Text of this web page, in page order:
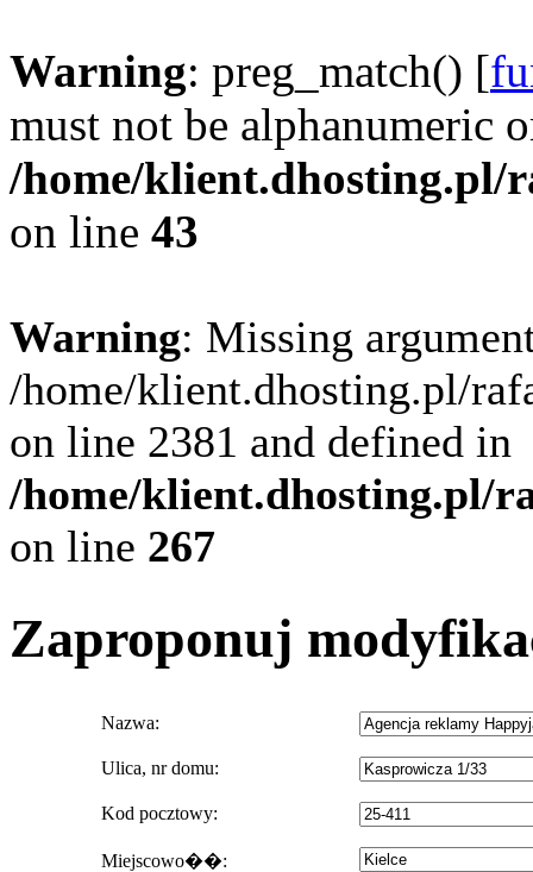
Warning: preg_match() [
must not be alphanumeric
/home/klient.dhosting.pl/
on line 43
Warning: Missing
/home/klient.dhosting.pl/
on line 2381 and defined in
/home/klient.dhosting.pl/
on line 267
Zaproponuj
Nazwa:
Ulica, nr domu:
Kod pocztowy:
Miejscowo��: